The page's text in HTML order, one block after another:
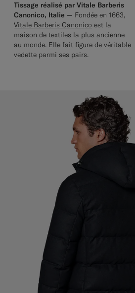
Tissage réalisé par Vitale Barberis
Canonico, Italie — Fondée en 1663,
Vitale Barberis Canonico est la
maison de textiles la plus ancienne
au monde. Elle fait figure de véritable
vedette parmi ses pairs.